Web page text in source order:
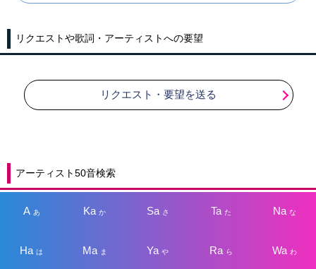
リクエストや歌詞・アーティストへの要望
リクエスト・要望を送る
アーティスト50音検索
A あ Kaか Sa さ Taた Na な
Haは Ma ま Yaや Ra ら Wa わ